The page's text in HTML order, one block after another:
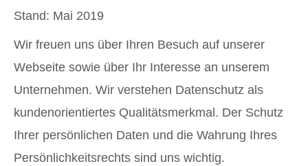
Stand: Mai 2019
Wir freuen uns über Ihren Besuch auf unserer
Webseite sowie über Ihr Interesse an unserem
Unternehmen. Wir verstehen Datenschutz als
kundenorientiertes Qualitätsmerkmal. Der Schutz
Ihrer persönlichen Daten und die Wahrung Ihres
Persönlichkeitsrechts sind uns wichtig.